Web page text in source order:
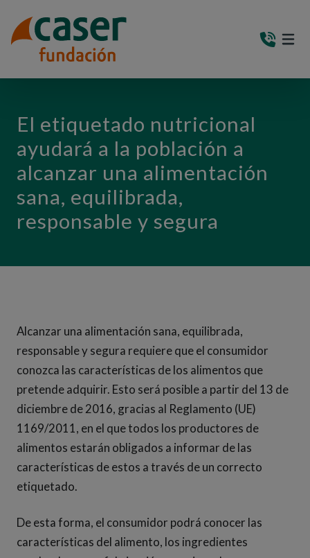
El etiquetado nutricional
ayudará a la población a
alcanzar una alimentación
sana, equilibrada,
responsable y segura
Alcanzar una alimentación sana, equilibrada,
responsable y segura requiere que el consumidor
conozca las características de los alimentos que
pretende adquirir. Esto será posible a partir del 13 de
diciembre de 2016, gracias al Reglamento (UE)
1169/2011, en el que todos los productores de
alimentos estarán obligados a informar de las
características de estos a través de un correcto
etiquetado.
De esta forma, el consumidor podrá conocer las
características del alimento, los ingredientes